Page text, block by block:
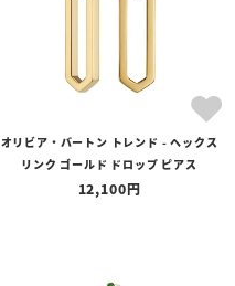
オリビア・バートン トレンド - ヘックス
リンク ゴールド ドロップ ピアス
12,100